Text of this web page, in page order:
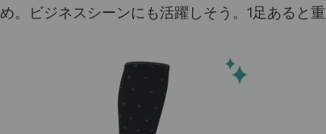
。ビジネスシーンにも活躍しそう。1足あると